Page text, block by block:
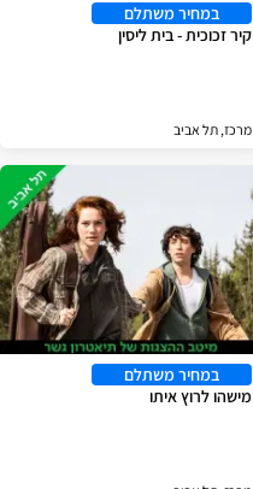
במחיר משתלם
קיר זכוכית - בית ליסין
מרכז, תל אביב
במחיר משתלם
מישהו לרוץ איתו